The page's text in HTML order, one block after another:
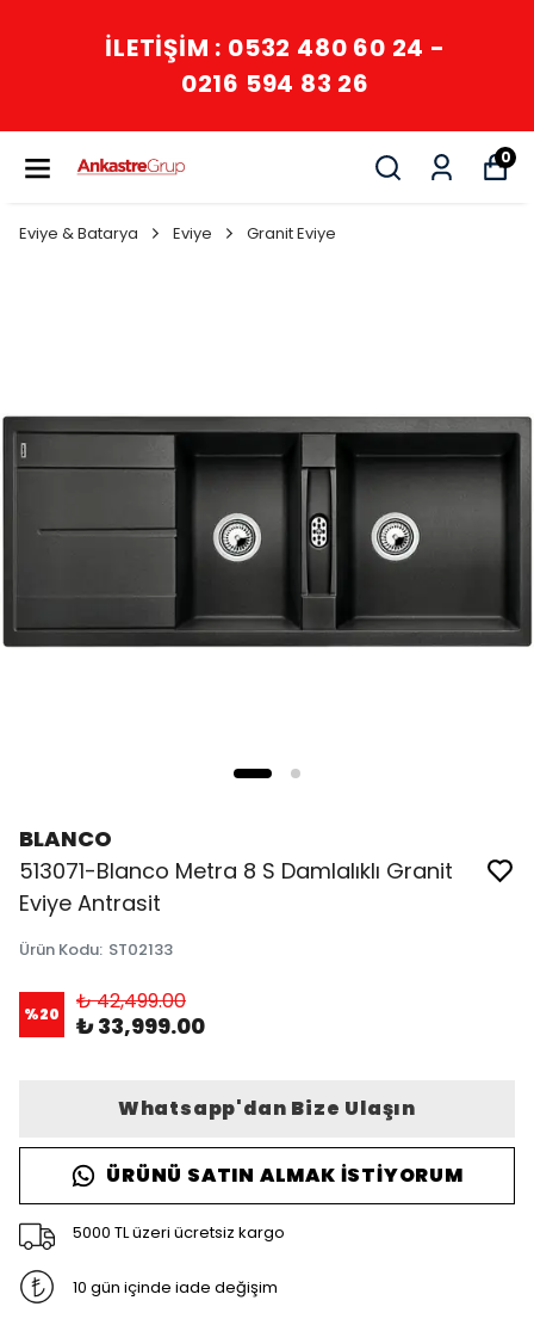
İLETİŞİM : 0532 480 60 24 -
0216 594 83 26
0
Eviye & Batarya Eviye Granit Eviye
BLANCO
513071-Blanco Metra 8 S Damlalıklı Granit
Eviye Antrasit
Ürün Kodu: ST02133
%20 ₺ 42,499.00
₺ 33,999.00
Whatsapp'dan Bize Ulaşın
ÜRÜNÜ SATIN ALMAK İSTIYORUM
5000 TL üzeri ücretsiz kargo
10 gün içinde iade değişim